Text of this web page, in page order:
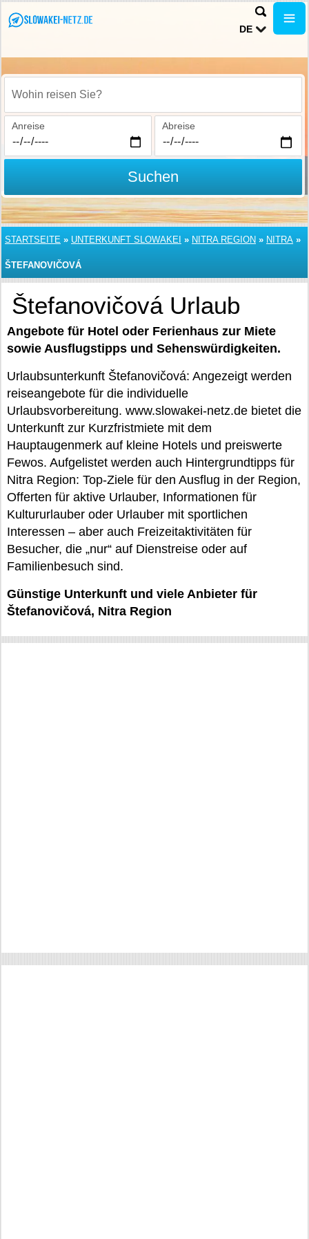
DE
Wohin reisen Sie?
Anreise Abreise
Suchen
STARTSEITE » UNTERKUNFT SLOWAKEI » NITRA REGION » NITRA »
ŠTEFANOVIČOVÁ
Štefanovičová Urlaub
Angebote für Hotel oder Ferienhaus zur Miete
sowie Ausflugstipps und Sehenswürdigkeiten.
Urlaubsunterkunft Štefanovičová: Angezeigt werden
reiseangebote für die individuelle
Urlaubsvorbereitung. www.slowakei-netz.de bietet die
Unterkunft zur Kurzfristmiete mit dem
Hauptaugenmerk auf kleine Hotels und preiswerte
Fewos. Aufgelistet werden auch Hintergrundtipps für
Nitra Region: Top-Ziele für den Ausflug in der Region,
Offerten für aktive Urlauber, Informationen für
Kultururlauber oder Urlauber mit sportlichen
Interessen – aber auch Freizeitaktivitäten für
Besucher, die „nur“ auf Dienstreise oder auf
Familienbesuch sind.
Günstige Unterkunft und viele Anbieter für
Štefanovičová, Nitra Region